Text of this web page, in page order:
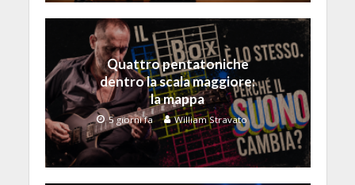
Quattro pentatoniche
dentro la scala maggiore:
la mappa
5 giorni fa William Stravato